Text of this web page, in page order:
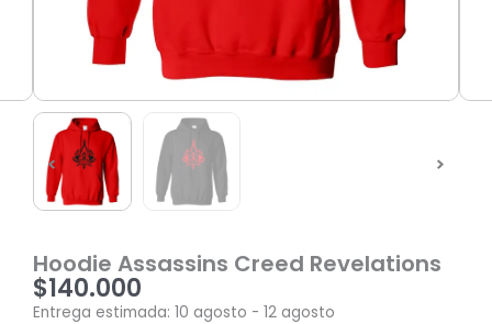
Hoodie Assassins Creed Revelations
$140.000
Entrega estimada: 10 agosto - 12 agosto